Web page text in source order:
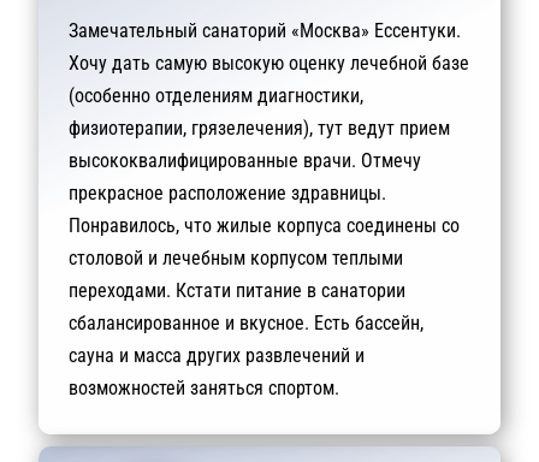
Замечательный санаторий «Москва» Ессентуки.
Хочу дать самую высокую оценку лечебной базе
(особенно отделениям диагностики,
физиотерапии, грязелечения), тут ведут прием
высококвалифицированные врачи. Отмечу
прекрасное расположение здравницы.
Понравилось, что жилые корпуса соединены со
столовой и лечебным корпусом теплыми
переходами. Кстати питание в санатории
сбалансированное и вкусное. Есть бассейн,
сауна и масса других развлечений и
возможностей заняться спортом.